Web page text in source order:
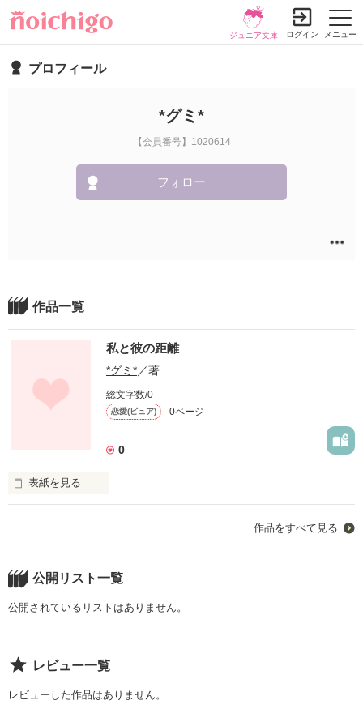
メニュー
ジュニア文庫 ログイン
プロフィール
*グミ*
【会員番号】1020614
フォロー
作品一覧
私と彼の距離
*グミ*／著
総文字数/0
恋愛(ピュア) 0ページ
0
表紙を見る
作品をすべて見る
公開リスト一覧
公開されているリストはありません。
レビュー一覧
レビューした作品はありません。